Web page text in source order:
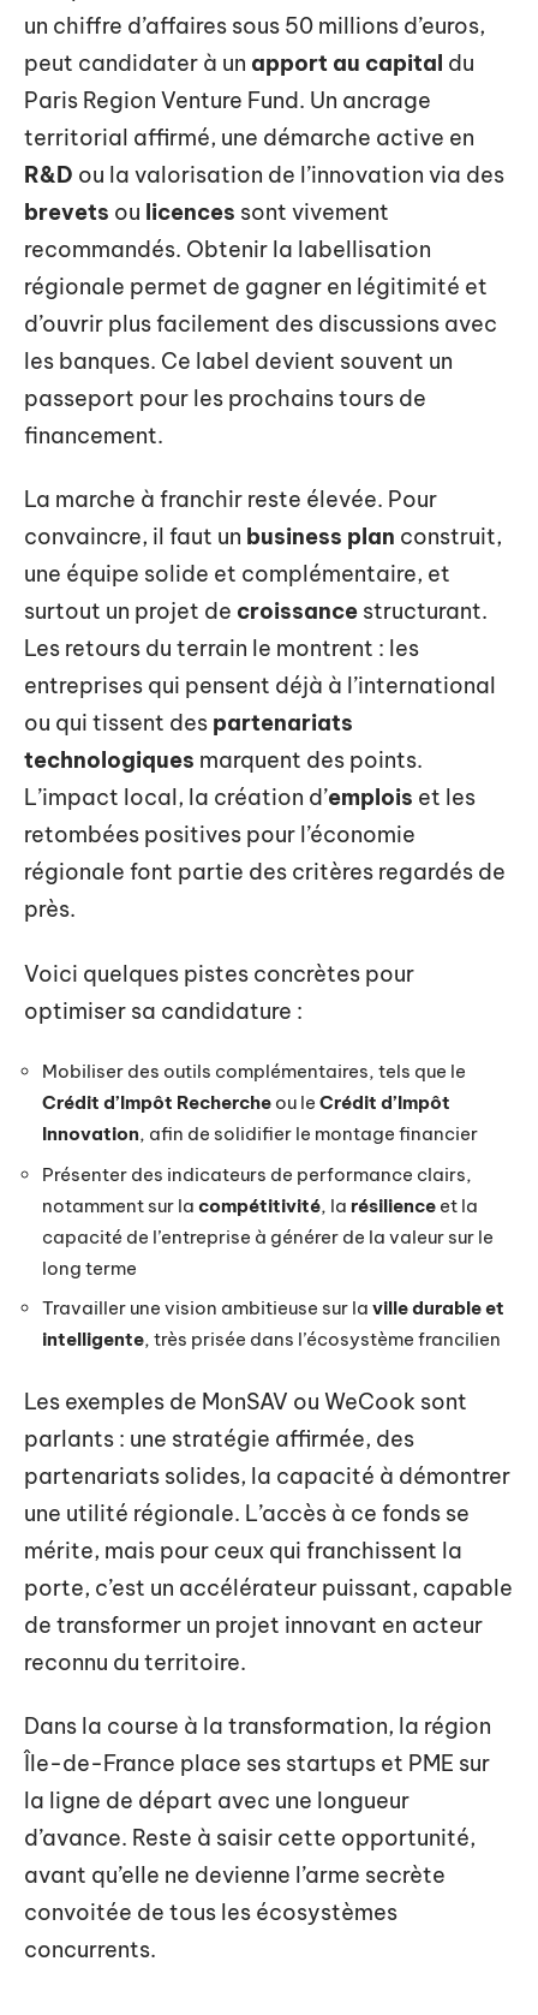
un chiffre d’affaires sous 50 millions d’euros,
peut candidater à un apport au capital du
Paris Region Venture Fund. Un ancrage
territorial affirmé, une démarche active en
R&D ou la valorisation de l’innovation via des
brevets ou licences sont vivement
recommandés. Obtenir la labellisation
régionale permet de gagner en légitimité et
d’ouvrir plus facilement des discussions avec
les banques. Ce label devient souvent un
passeport pour les prochains tours de
financement.
La marche à franchir reste élevée. Pour
convaincre, il faut un business plan construit,
une équipe solide et complémentaire, et
surtout un projet de croissance structurant.
Les retours du terrain le montrent : les
entreprises qui pensent déjà à l’international
ou qui tissent des partenariats
technologiques marquent des points.
L’impact local, la création d’emplois et les
retombées positives pour l’économie
régionale font partie des critères regardés de
près.
Voici quelques pistes concrètes pour
optimiser sa candidature :
Mobiliser des outils complémentaires, tels que le
Crédit d’Impôt Recherche ou le Crédit d’Impôt
Innovation, afin de solidifier le montage financier
Présenter des indicateurs de performance clairs,
notamment sur la compétitivité, la résilience et la
capacité de l’entreprise à générer de la valeur sur le
long terme
Travailler une vision ambitieuse sur la ville durable et
intelligente, très prisée dans l’écosystème francilien
Les exemples de MonSAV ou WeCook sont
parlants : une stratégie affirmée, des
partenariats solides, la capacité à démontrer
une utilité régionale. L’accès à ce fonds se
mérite, mais pour ceux qui franchissent la
porte, c’est un accélérateur puissant, capable
de transformer un projet innovant en acteur
reconnu du territoire.
Dans la course à la transformation, la région
Île-de-France place ses startups et PME sur
la ligne de départ avec une longueur
d’avance. Reste à saisir cette opportunité,
avant qu’elle ne devienne l’arme secrète
convoitée de tous les écosystèmes
concurrents.